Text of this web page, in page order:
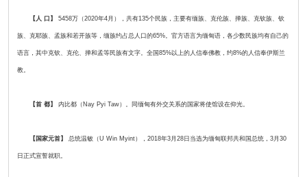
【人 口】 5458万（2020年4月），共有135个民族，主要有缅族、克伦族、掸族、克钦族、钦
族、克耶族、孟族和若开族等，缅族约占总人口的65%。官方语言为缅甸语，各少数民族均有自己的
语言，其中克钦、克伦、掸和孟等民族有文字。全国85%以上的人信奉佛教，约8%的人信奉伊斯兰
教。
【首 都】 内比都（Nay Pyi Taw）。同缅甸有外交关系的国家将使馆设在仰光。
【国家元首】 总统温敏（U Win Myint），2018年3月28日当选为缅甸联邦共和国总统，3月30
日正式宣誓就职。